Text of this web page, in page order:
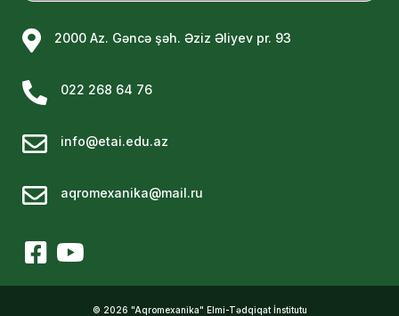
2000 Az. Gəncə şəh. Əziz Əliyev pr. 93
022 268 64 76
info@etai.edu.az
aqromexanika@mail.ru
© 2026 "Aqromexanika" Elmi-Tədqiqat İnstitutu